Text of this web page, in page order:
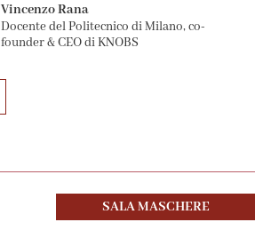
Vincenzo Rana
Docente del Politecnico di Milano, co-
founder & CEO di KNOBS
SALA MASCHERE